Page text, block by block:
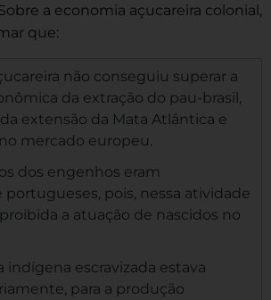
a economia açucareira colonial,
que:
não conseguiu superar a
da extração do pau-brasil,
extensão da Mata Atlântica e
mercado europeu.
dos engenhos eram
pois, nessa atividade
a atuação de nascidos no
indígena escravizada estava
para a produção